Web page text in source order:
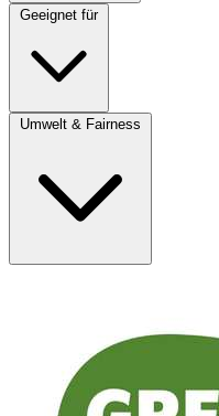
Geeignet für
Umwelt & Fairness